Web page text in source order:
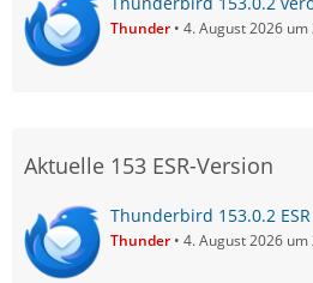
Thunder 4. August 2026 um
Aktuelle 153 ESR-Version
Thunderbird 153.0.2
Thunder 4. August 2026 um